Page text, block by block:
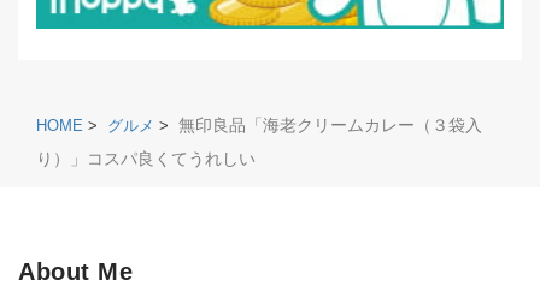
HOME > グルメ > 無印良品「海老クリームカレー（３袋入
り）」コスパ良くてうれしい
About Me